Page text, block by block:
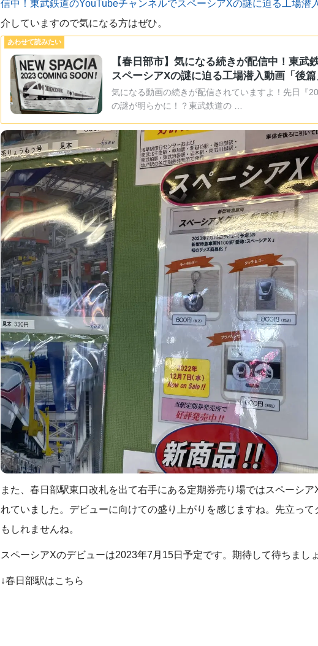
信中！東武鉄道のYouTubeチャンネルでスペーシアXの謎に迫る工場潜
介していますので気になる方はぜひ。
【春日部市】気になる続きが配信中！東武
スペーシアXの謎に迫る工場潜入動画「後篇
気になる動画の続きが配信されていますよ！先日『
の謎が明らかに！？東武鉄道の …
また、春日部駅東口改札を出て右手にある定期券売り場ではスペーシ
れていました。デビューに向けての盛り上がりを感じますね。先立っ
もしれませんね。
スペーシアXのデビューは2023年7月15日予定です。期待して待ちまし
↓春日部駅はこちら